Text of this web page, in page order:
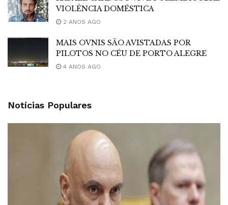
VIOLÊNCIA DOMÉSTICA
2 ANOS AGO
MAIS OVNIS SÃO AVISTADAS POR
PILOTOS NO CÉU DE PORTO ALEGRE
4 ANOS AGO
Notícias Populares